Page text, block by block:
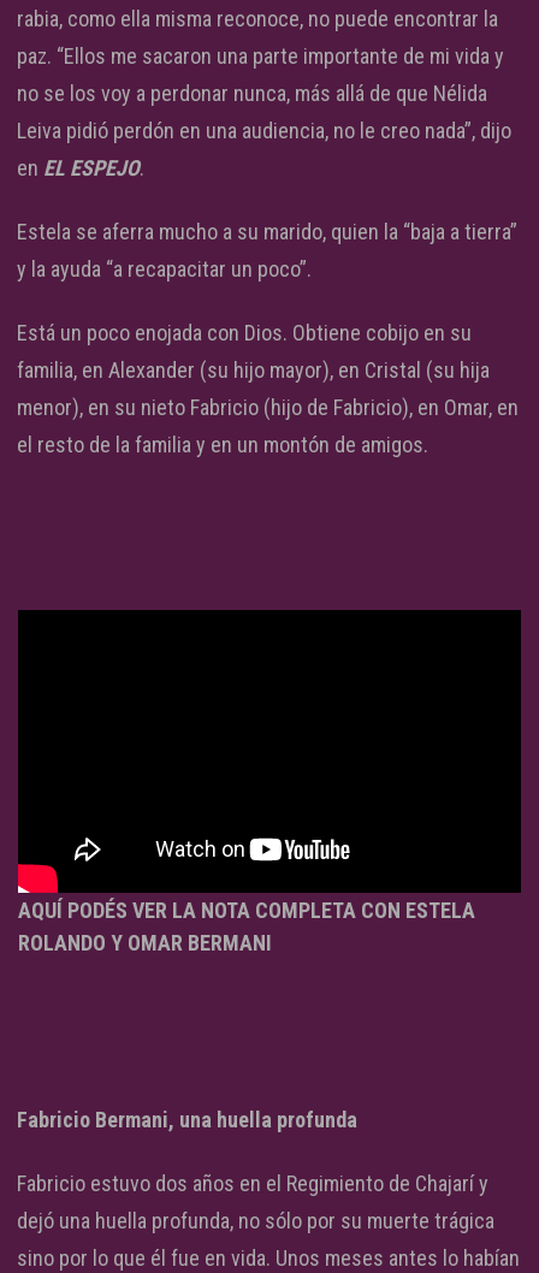
rabia, como ella misma reconoce, no puede encontrar la
paz. “Ellos me sacaron una parte importante de mi vida y
no se los voy a perdonar nunca, más allá de que Nélida
Leiva pidió perdón en una audiencia, no le creo nada”, dijo
en EL ESPEJO.
Estela se aferra mucho a su marido, quien la “baja a tierra”
y la ayuda “a recapacitar un poco”.
Está un poco enojada con Dios. Obtiene cobijo en su
familia, en Alexander (su hijo mayor), en Cristal (su hija
menor), en su nieto Fabricio (hijo de Fabricio), en Omar, en
el resto de la familia y en un montón de amigos.
AQUÍ PODÉS VER LA NOTA COMPLETA CON ESTELA
ROLANDO Y OMAR BERMANI
Fabricio Bermani, una huella profunda
Fabricio estuvo dos años en el Regimiento de Chajarí y
dejó una huella profunda, no sólo por su muerte trágica
sino por lo que él fue en vida. Unos meses antes lo habían